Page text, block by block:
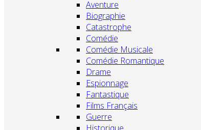
Aventure
Biographie
Catastrophe
Comédie
Comédie Musicale
Comédie Romantique
Drame
Espionnage
Fantastique
Films Français
Guerre